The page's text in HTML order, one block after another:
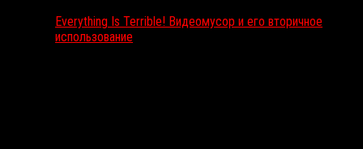
Everything Is Terrible! Видеомусор и его вторичное
использование